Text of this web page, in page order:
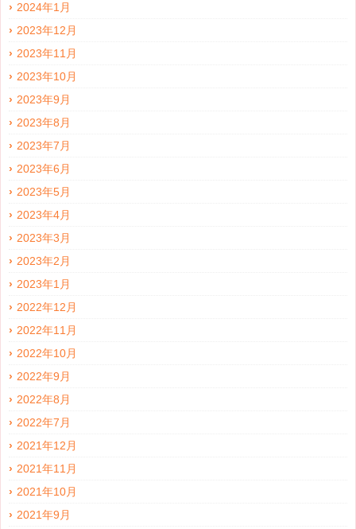
2024年1月
2023年12月
2023年11月
2023年10月
2023年9月
2023年8月
2023年7月
2023年6月
2023年5月
2023年4月
2023年3月
2023年2月
2023年1月
2022年12月
2022年11月
2022年10月
2022年9月
2022年8月
2022年7月
2021年12月
2021年11月
2021年10月
2021年9月